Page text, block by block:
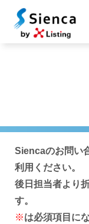
Siencaのお問い
利用ください。
後日担当者より
す。
※は必須項目に